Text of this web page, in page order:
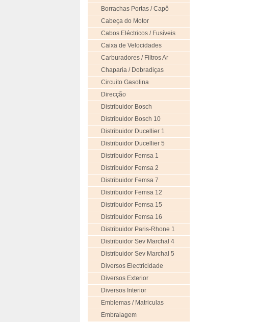
Borrachas Portas / Capô
Cabeça do Motor
Cabos Eléctricos / Fusíveis
Caixa de Velocidades
Carburadores / Filtros Ar
Chaparia / Dobradiças
Circuito Gasolina
Direcção
Distribuidor Bosch
Distribuidor Bosch 10
Distribuidor Ducellier 1
Distribuidor Ducellier 5
Distribuidor Femsa 1
Distribuidor Femsa 2
Distribuidor Femsa 7
Distribuidor Femsa 12
Distribuidor Femsa 15
Distribuidor Femsa 16
Distribuidor Paris-Rhone 1
Distribuidor Sev Marchal 4
Distribuidor Sev Marchal 5
Diversos Electricidade
Diversos Exterior
Diversos Interior
Emblemas / Matriculas
Embraiagem